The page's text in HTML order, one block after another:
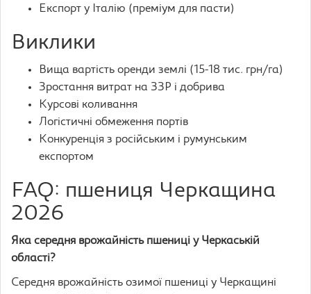
Експорт у Італію (преміум для пасти)
Виклики
Вища вартість оренди землі (15-18 тис. грн/га)
Зростання витрат на ЗЗР і добрива
Курсові коливання
Логістичні обмеження портів
Конкуренція з російським і румунським
експортом
FAQ: пшениця Черкащина
2026
Яка середня врожайність пшениці у Черкаській
області?
Середня врожайність озимої пшениці у Черкащині